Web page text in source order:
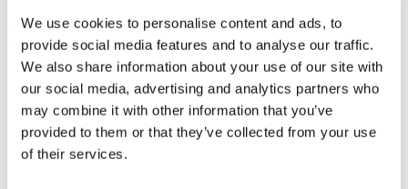
We use cookies to personalise content and ads, to
provide social media features and to analyse our traffic.
We also share information about your use of our site with
our social media, advertising and analytics partners who
may combine it with other information that you’ve
provided to them or that they’ve collected from your use
of their services.
Kirjaudu sisään
Tuote
Sulje tuote Avaa tuote
Alusta
Videosoitin